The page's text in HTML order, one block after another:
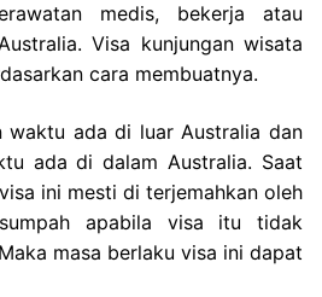
medis, bekerja atau
Visa kunjungan wisata
cara membuatnya.
waktu ada di luar Australia dan
ada di dalam Australia. Saat
ini mesti di terjemahkan oleh
apabila visa itu tidak
masa berlaku visa ini dapat